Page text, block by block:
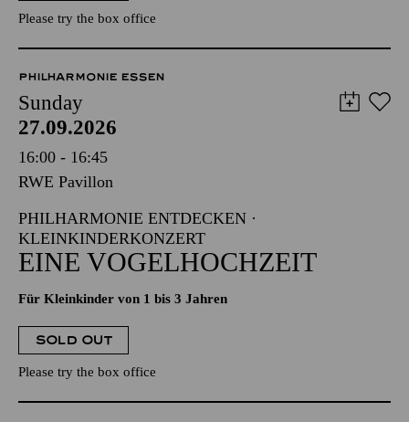
Please try the box office
PHILHARMONIE ESSEN
Sunday
27.09.2026
16:00 - 16:45
RWE Pavillon
PHILHARMONIE ENTDECKEN ·
KLEINKINDERKONZERT
EINE VOGELHOCHZEIT
Für Kleinkinder von 1 bis 3 Jahren
SOLD OUT
Please try the box office